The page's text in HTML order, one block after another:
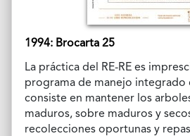
1994: Brocarta 25
La práctica del RE-RE es
programa de manejo integrado
consiste en mantener los
maduros, sobre maduros y
recolecciones oportunas y